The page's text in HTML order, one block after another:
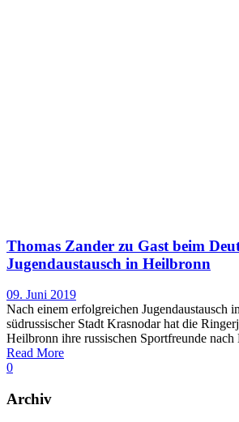
Thomas Zander zu Gast beim
Jugendaustausch in Heilbronn
09. Juni 2019
Nach einem erfolgreichen Jugendaustausch
südrussischer Stadt Krasnodar hat die
Heilbronn ihre russischen Sportfreunde
Read More
0
Archiv